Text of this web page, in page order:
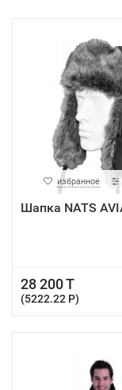
избранное
Шапка NATS
28 200 T
(5222.22 P)